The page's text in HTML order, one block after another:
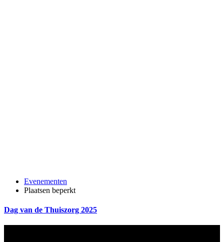
Evenementen
Plaatsen beperkt
Dag van de Thuiszorg 2025